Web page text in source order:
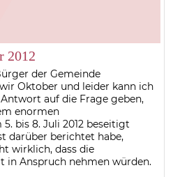
2012
der Gemeinde
Oktober und leider kann ich
auf die Frage geben,
enormen
bis 8. Juli 2012 beseitigt
darüber berichtet habe,
wirklich, dass die
in Anspruch nehmen würden.